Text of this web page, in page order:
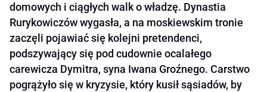
domowych i ciągłych walk o władzę. Dynastia
Rurykowiczów wygasła, a na moskiewskim tronie
zaczęli pojawiać się kolejni pretendenci,
podszywający się pod cudownie ocalałego
carewicza Dymitra, syna Iwana Groźnego. Carstwo
pogrążyło się w kryzysie, który kusił sąsiadów, by